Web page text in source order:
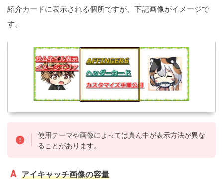
紹介カードに表示される個所ですが、下記画像がイメージで
す。
使用テーマや画像によっては真ん中が表示方法が異な
ることがあります。
アイキャッチ画像の容量